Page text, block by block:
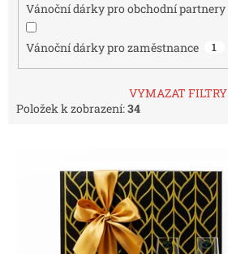
Vánoční dárky pro obchodní partnery
Vánoční dárky pro zaměstnance 1
VYMAZAT FILTRY
Položek k zobrazení:34